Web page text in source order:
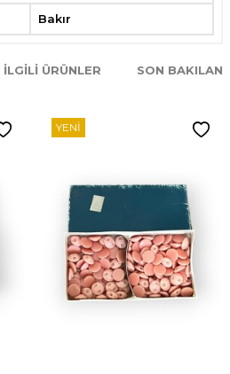
Bakır
İLGILI ÜRÜNLER SON
YENI